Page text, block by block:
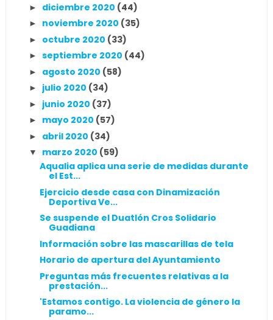
► diciembre 2020 (44)
► noviembre 2020 (35)
► octubre 2020 (33)
► septiembre 2020 (44)
► agosto 2020 (58)
► julio 2020 (34)
► junio 2020 (37)
► mayo 2020 (57)
► abril 2020 (34)
▼ marzo 2020 (59)
Aqualia aplica una serie de medidas durante
el Est...
Ejercicio desde casa con Dinamización
Deportiva Ve...
Se suspende el Duatlón Cros Solidario
Guadiana
Información sobre las mascarillas de tela
Horario de apertura del Ayuntamiento
Preguntas más frecuentes relativas a la
prestación...
'Estamos contigo. La violencia de género la
paramo...